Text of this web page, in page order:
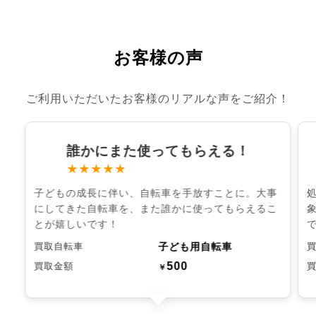
お客様の声
ご利用いただいたお客様のリアルな声をご紹介！
誰かにまた使ってもらえる！
★★★★★
子どもの成長に伴い、自転車を手放すことに。大事
にしてきた自転車を、また誰かに使ってもらえるこ
とが嬉しいです！
買取自転車 子ども用自転車
買取金額 ￥500